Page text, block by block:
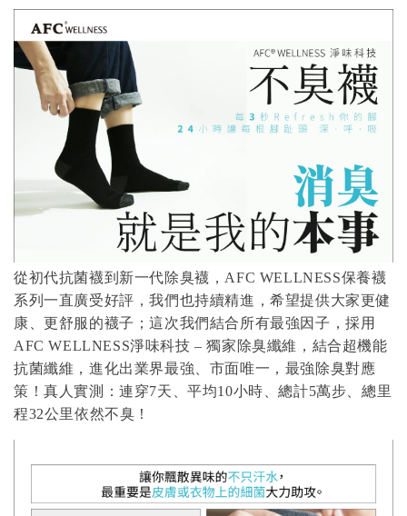
從初代抗菌襪到新一代除臭襪，AFC WELLNESS保養襪
系列一直廣受好評，我們也持續精進，希望提供大家更健
康、更舒服的襪子；這次我們結合所有最強因子，採用
AFC WELLNESS淨味科技 – 獨家除臭纖維，結合超機能
抗菌纖維，進化出業界最強、市面唯一，最強除臭對應
策！真人實測：連穿7天、平均10小時、總計5萬步、總里
程32公里依然不臭！